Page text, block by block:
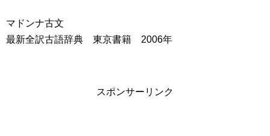
マドンナ古文
最新全訳古語辞典 東京書籍 2006年
スポンサーリンク